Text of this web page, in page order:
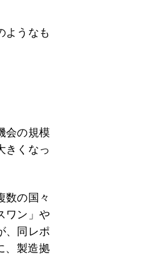
ようなも
会の規模
きくなっ
数の国々
ワン」や
、同レポ
、製造拠